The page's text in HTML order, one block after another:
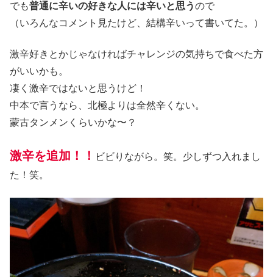
でも普通に辛いの好きな人には辛いと思うので
（いろんなコメント見たけど、結構辛いって書いてた。）
激辛好きとかじゃなければチャレンジの気持ちで食べた方
がいいかも。
凄く激辛ではないと思うけど！
中本で言うなら、北極よりは全然辛くない。
蒙古タンメンくらいかな〜？
激辛を追加！！
ビビりながら。笑。少しずつ入れまし
た！笑。